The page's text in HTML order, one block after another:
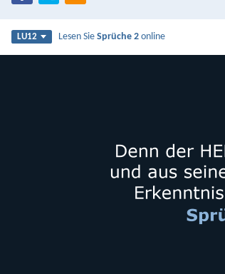
LU12 Lesen SieSprüche 2 online